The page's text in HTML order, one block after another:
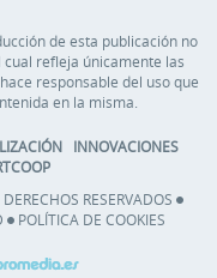
de esta publicación no
refleja únicamente las
responsable del uso que
en la misma.
INNOVACIONES
RESERVADOS
POLÍTICA DE COOKIES